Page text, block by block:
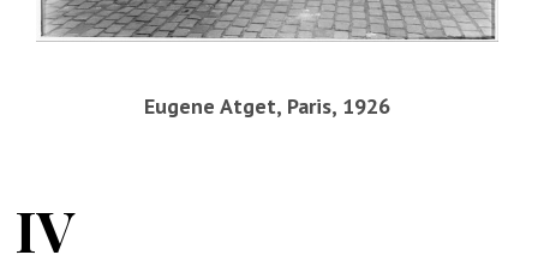
Eugene Atget, Paris, 1926
IV